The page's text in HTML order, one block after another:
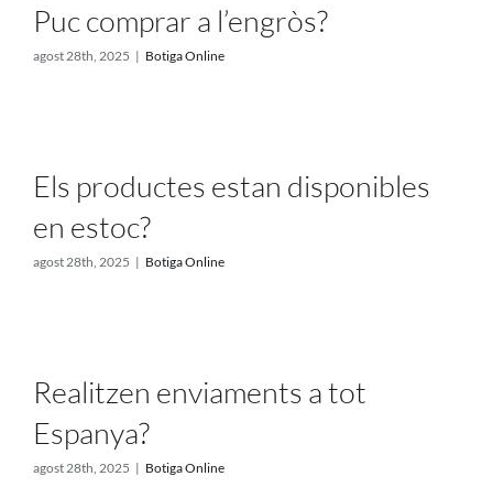
Puc comprar a l’engròs?
agost 28th, 2025 | Botiga Online
Els productes estan disponibles
en estoc?
agost 28th, 2025 | Botiga Online
Realitzen enviaments a tot
Espanya?
agost 28th, 2025 | Botiga Online